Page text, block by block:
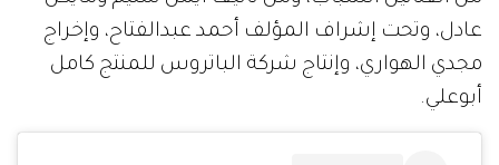
عادل، وتحت إشراف المؤلف أحمد عبدالفتاح، وإخراج
مجدي الهواري، وإنتاج شركة الباتروس للمنتج كامل
أبوعلي.